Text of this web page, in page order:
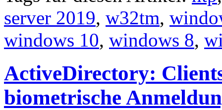
server 2019, w32tm,
windows 10, windows 8,
ActiveDirectory:
biometrische